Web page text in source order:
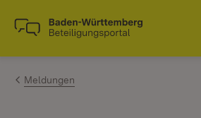
Zum Inhalt springen
Link zur Startseite
Meldungen